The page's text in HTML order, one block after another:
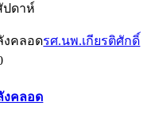
ปดาห์
งคลอดรศ.นพ.เกียรติศักดิ์
งคลอด